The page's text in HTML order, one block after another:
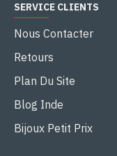
SERVICE CLIENTS
Nous Contacter
Retours
Plan Du Site
Blog Inde
Bijoux Petit Prix